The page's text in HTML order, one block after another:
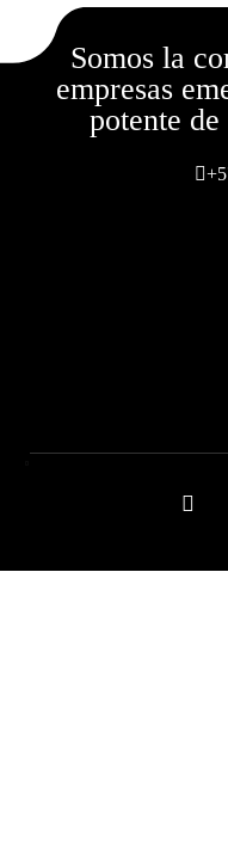
Somos la
empresas
potente